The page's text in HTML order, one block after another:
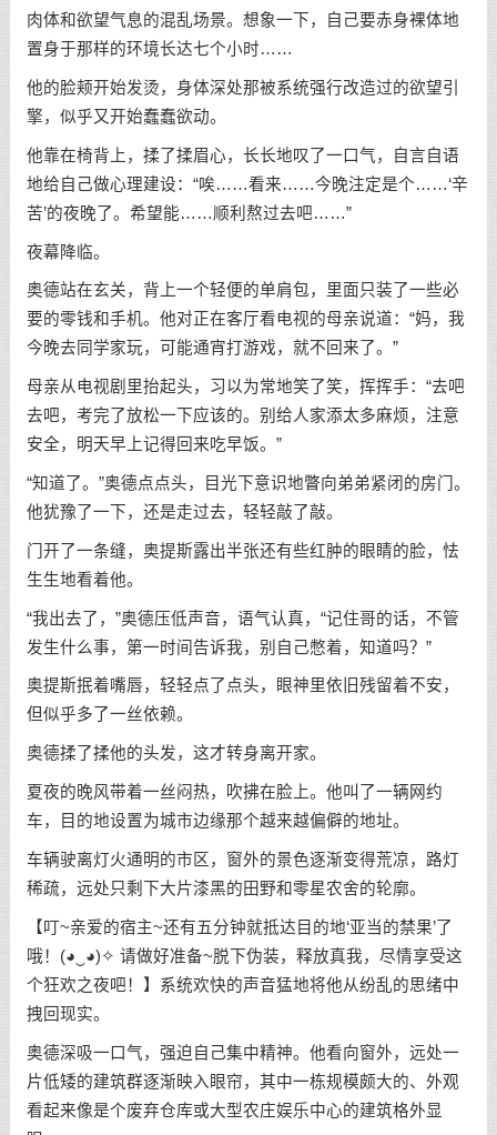
肉体和欲望气息的混乱场景。想象一下，自己要赤身裸体地
置身于那样的环境长达七个小时……
他的脸颊开始发烫，身体深处那被系统强行改造过的欲望引
擎，似乎又开始蠢蠢欲动。
他靠在椅背上，揉了揉眉心，长长地叹了一口气，自言自语
地给自己做心理建设：“唉……看来……今晚注定是个……‘辛
苦’的夜晚了。希望能……顺利熬过去吧……”
夜幕降临。
奥德站在玄关，背上一个轻便的单肩包，里面只装了一些必
要的零钱和手机。他对正在客厅看电视的母亲说道：“妈，我
今晚去同学家玩，可能通宵打游戏，就不回来了。”
母亲从电视剧里抬起头，习以为常地笑了笑，挥挥手：“去吧
去吧，考完了放松一下应该的。别给人家添太多麻烦，注意
安全，明天早上记得回来吃早饭。”
“知道了。”奥德点点头，目光下意识地瞥向弟弟紧闭的房门。
他犹豫了一下，还是走过去，轻轻敲了敲。
门开了一条缝，奥提斯露出半张还有些红肿的眼睛的脸，怯
生生地看着他。
“我出去了，”奥德压低声音，语气认真，“记住哥的话，不管
发生什么事，第一时间告诉我，别自己憋着，知道吗？”
奥提斯抿着嘴唇，轻轻点了点头，眼神里依旧残留着不安，
但似乎多了一丝依赖。
奥德揉了揉他的头发，这才转身离开家。
夏夜的晚风带着一丝闷热，吹拂在脸上。他叫了一辆网约
车，目的地设置为城市边缘那个越来越偏僻的地址。
车辆驶离灯火通明的市区，窗外的景色逐渐变得荒凉，路灯
稀疏，远处只剩下大片漆黑的田野和零星农舍的轮廓。
【叮~亲爱的宿主~还有五分钟就抵达目的地‘亚当的禁果’了
哦！(◕‿◕)✧ 请做好准备~脱下伪装，释放真我，尽情享受这
个狂欢之夜吧！】系统欢快的声音猛地将他从纷乱的思绪中
拽回现实。
奥德深吸一口气，强迫自己集中精神。他看向窗外，远处一
片低矮的建筑群逐渐映入眼帘，其中一栋规模颇大的、外观
看起来像是个废弃仓库或大型农庄娱乐中心的建筑格外显